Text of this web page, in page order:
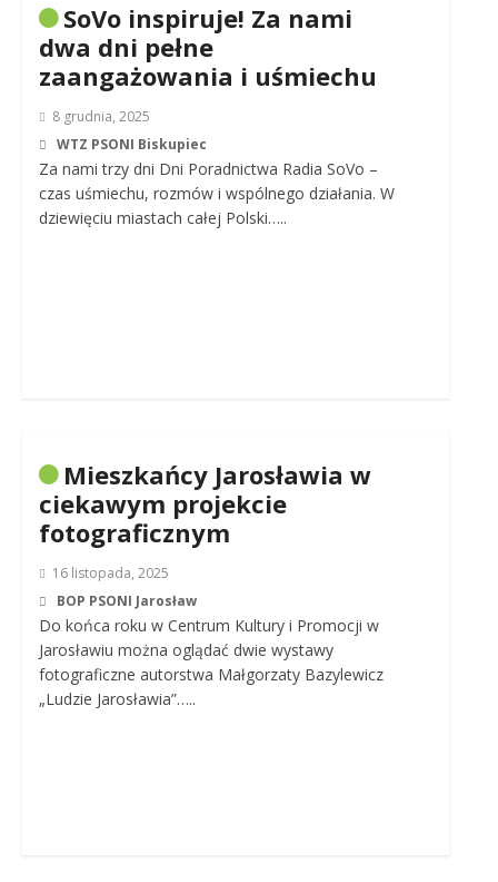
SoVo inspiruje! Za nami
dwa dni pełne
zaangażowania i uśmiechu
8 grudnia, 2025
WTZ PSONI Biskupiec
Za nami trzy dni Dni Poradnictwa Radia SoVo –
czas uśmiechu, rozmów i wspólnego działania. W
dziewięciu miastach całej Polski…..
Mieszkańcy Jarosławia w
ciekawym projekcie
fotograficznym
16 listopada, 2025
BOP PSONI Jarosław
Do końca roku w Centrum Kultury i Promocji w
Jarosławiu można oglądać dwie wystawy
fotograficzne autorstwa Małgorzaty Bazylewicz
„Ludzie Jarosławia”…..